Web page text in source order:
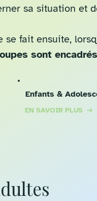
sa situation et
se fait ensuite,
sont
Enfants &
EN SAVOIR PLUS ➔